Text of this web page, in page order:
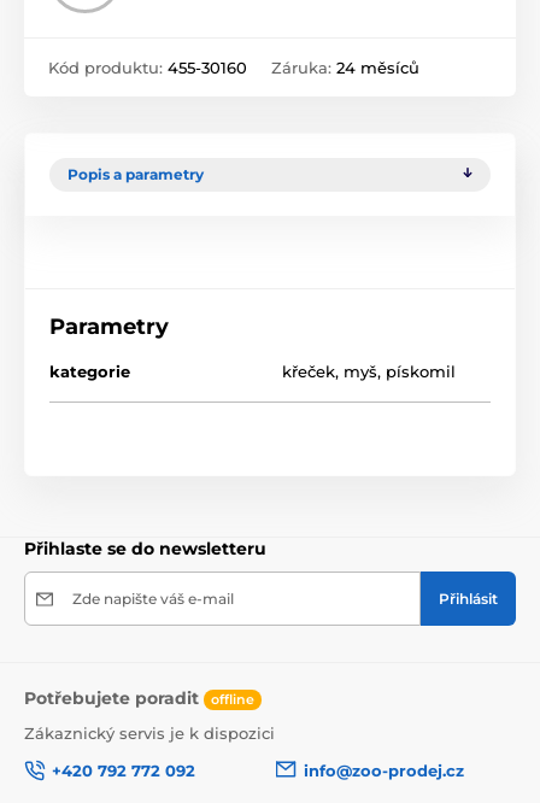
Kód produktu: 455-30160 Záruka: 24 měsíců
Popis a parametry
Parametry
kategorie křeček, myš, pískomil
Přihlaste se do newsletteru
Zde napište váš e-mail Přihlásit
Potřebujete poradit offline
Zákaznický servis je k dispozici
+420 792 772 092
info@zoo-prodej.cz